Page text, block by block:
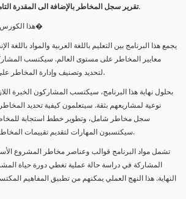
تقرير سجل المخاطر بالإضافة الى المقدرة التامية لإدارة مخاطر المشاريع.
هذا الكورس للمبتدئين الراغبين في تط�
يجمع هذا البرنامج بين التعليم باللغة العربية والمواد باللغة
معايير المخاطر على مستوى العالم. سيكتسب
لتحديد وتصنيف وإدارة المخاطر على مدار دورة حياة المشروع.
بحلول نهاية هذا البرنامج، سيكتسب المشاركون الخبرة
نوعية لمشاريعهم بثقة. سيتعلمون كيفية تحديد
سجل مخاطر شامل، وتطوير خطط استجابة
سيكتسبون المهارات لتقديم تقييمات المخاطر عبر لوحة معلومات فعالة.
تشمل مواد البرنامج قوالب وعناصر مخاطر المشروع
المشاركة في دراسة حالة عملية تغطي دورة حياة
النهاية. هذا النهج العملي يمكنهم من تطبيق المفاهيم